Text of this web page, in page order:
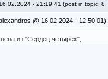
16.02.2024 - 21:19:41 (post in topic: 8,
@ 16.02.2024 - 12:50:01)
из "Сердец четырёх",